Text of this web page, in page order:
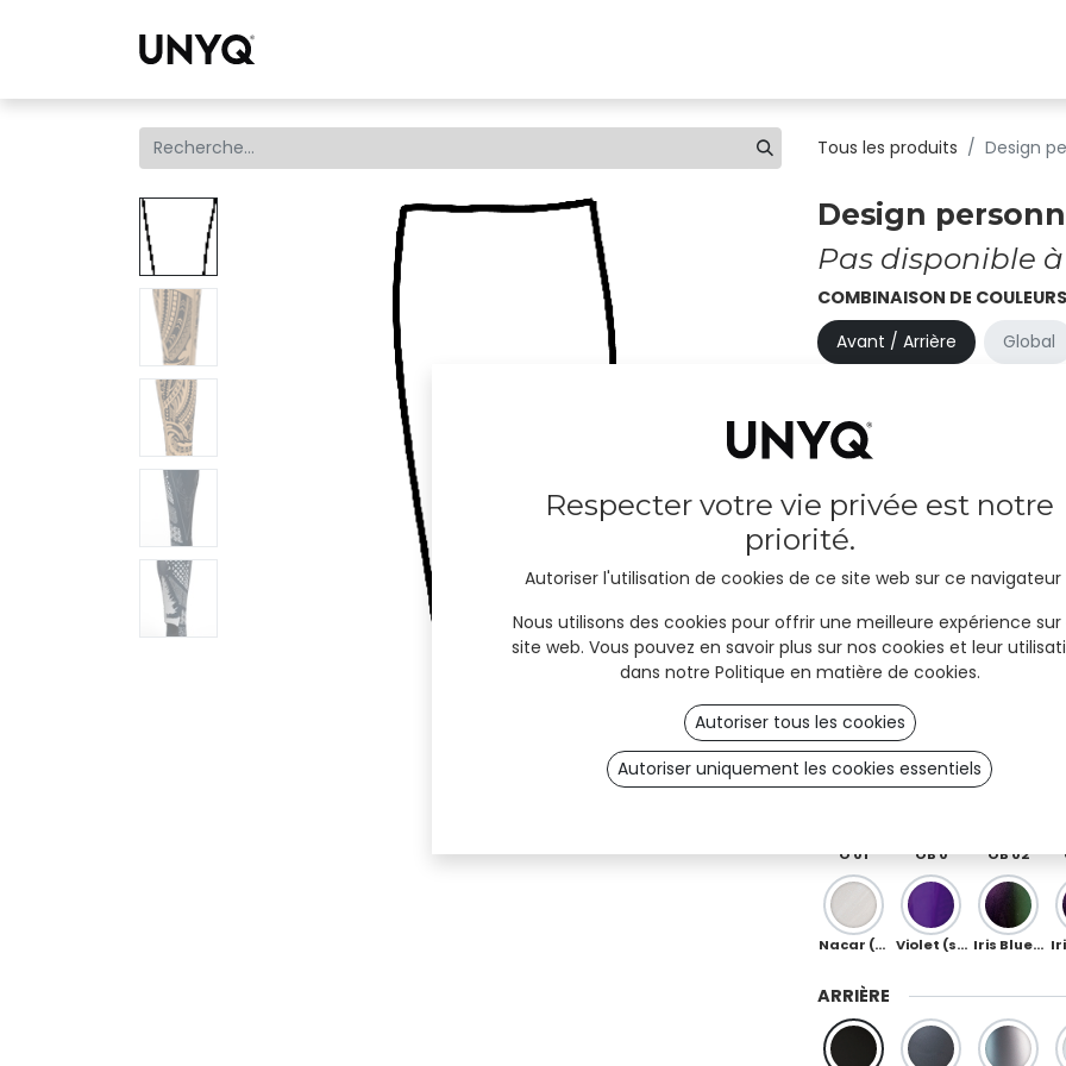
Tous les produits Design
Design
Pas disponible
COMBINAISON DE COULEURS
Avant / Arrière
Global
Black Graphite Titanium
Sky Mint Ocean
Moka Chocolate
Red Orange Peach
Ö 01 OB 0 OB 02
Nacar (spécial) Violet (spécial) Iris Blue-Purple (spécial)
ARRIÈRE
Respecter votre vie privée est notre
priorité.
Autoriser l'utilisation de cookies de ce site web sur ce navigateur
Nous utilisons des cookies pour offrir une meilleure expérience sur
site web. Vous pouvez en savoir plus sur nos cookies et leur
dans notre Politique en matière de cookies.
Autoriser tous les cookies
Autoriser uniquement les cookies essentiels